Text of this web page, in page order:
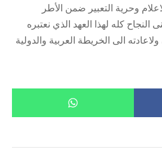
وحرية التعبير ضمن الأطر
النجاح كله لهذا العهد الذي نعتبره
الى الخريطة العربية والدولية